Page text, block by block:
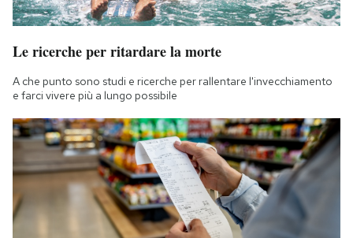
Le ricerche per ritardare la morte
A che punto sono studi e ricerche per rallentare l'invecchiamento
e farci vivere più a lungo possibile